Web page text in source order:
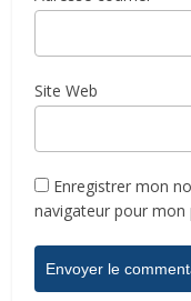
Site Web
Enregistrer mon
navigateur pour